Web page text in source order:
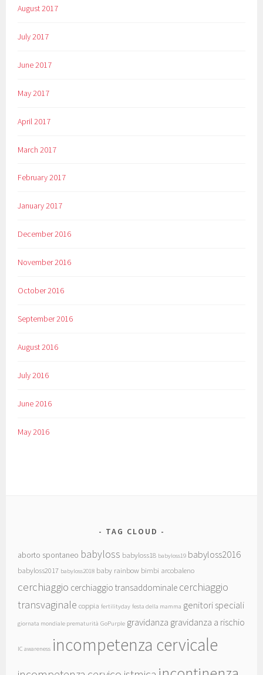
August 2017
July 2017
June 2017
May 2017
April 2017
March 2017
February 2017
January 2017
December 2016
November 2016
October 2016
September 2016
August 2016
July 2016
June 2016
May 2016
TAG CLOUD
aborto spontaneo babyloss babyloss18 babyloss19 babyloss2016
babyloss2017 babyloss2018 baby rainbow bimbi arcobaleno
cerchiaggio cerchiaggio transaddominale cerchiaggio
transvaginale coppia fertilityday festa della mamma genitori speciali
giornata mondiale prematurità GoPurple gravidanza gravidanza a rischio
IC awareness incompetenza cervicale